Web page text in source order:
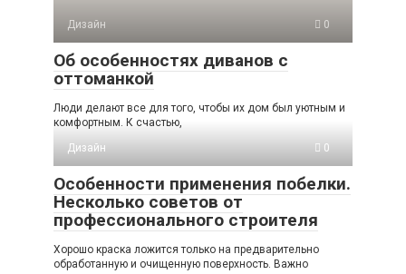
Дизайн 0
Об особенностях диванов с
оттоманкой
Люди делают все для того, чтобы их дом был уютным и
комфортным. К счастью,
Дизайн
0
Особенности применения побелки.
Несколько советов от
профессионального строителя
Хорошо краска ложится только на предварительно
обработанную и очищенную поверхность. Важно